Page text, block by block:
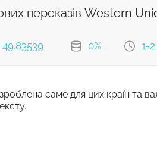
0%
переказів Western
49.83539 0% 1-
Сard
саме для цих країн та